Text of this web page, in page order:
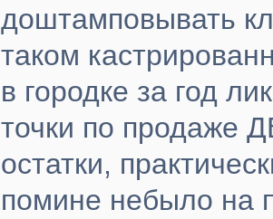
доштамповывать
таком
в городке за год
точки по продаже
остатки,
помине небыло на